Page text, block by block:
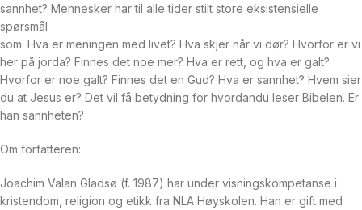
sannhet? Mennesker har til alle tider stilt store eksistensielle
spørsmål
som: Hva er meningen med livet? Hva skjer når vi dør? Hvorfor er vi
her på jorda? Finnes det noe mer? Hva er rett, og hva er galt?
Hvorfor er noe galt? Finnes det en Gud? Hva er sannhet? Hvem sier
du at Jesus er? Det vil få betydning for hvordandu leser Bibelen. Er
han sannheten?
Om forfatteren:
Joachim Valan Gladsø (f. 1987) har under visningskompetanse i
kristendom, religion og etikk fra NLA Høyskolen. Han er gift med